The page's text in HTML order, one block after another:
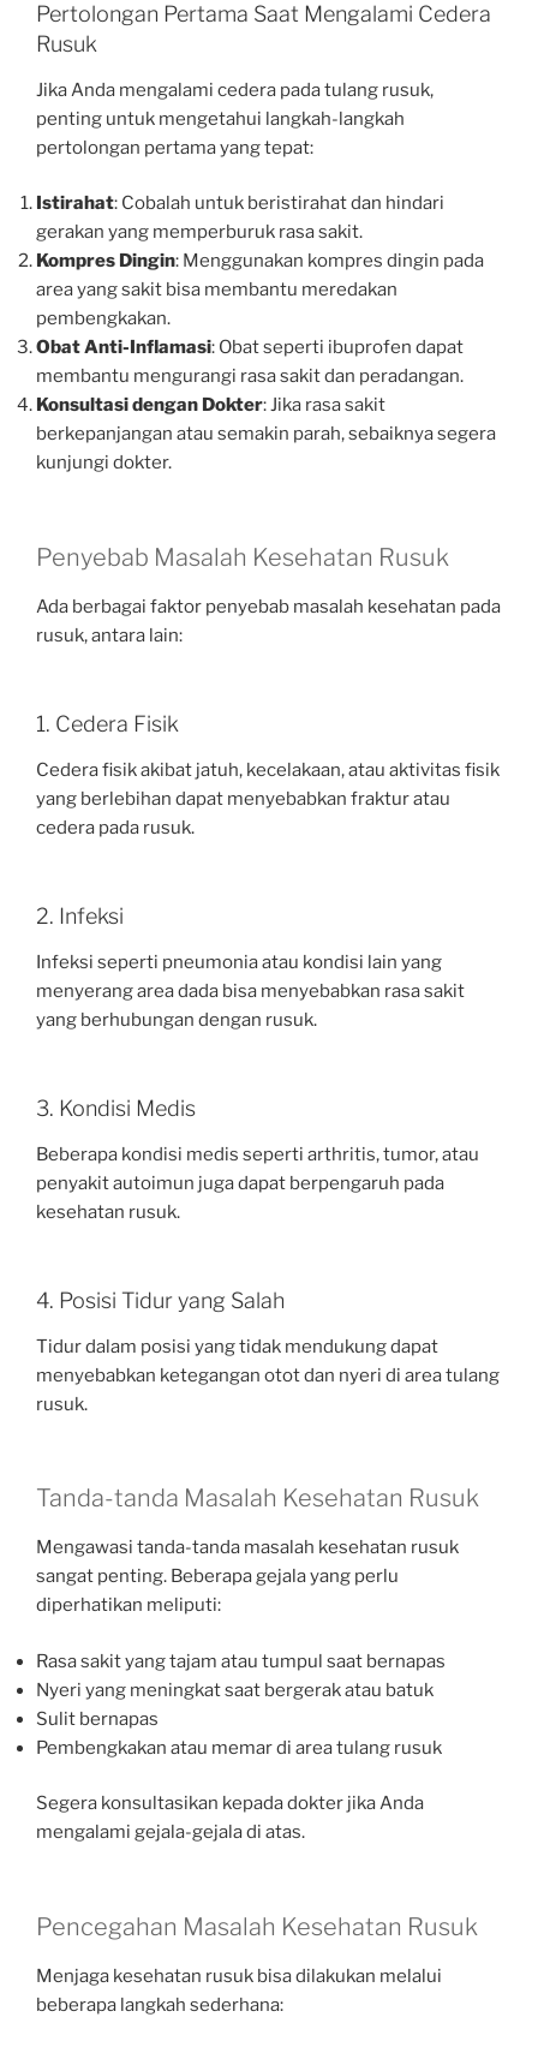
Pertolongan Pertama Saat Mengalami Cedera
Rusuk
Jika Anda mengalami cedera pada tulang rusuk,
penting untuk mengetahui langkah-langkah
pertolongan pertama yang tepat:
Istirahat: Cobalah untuk beristirahat dan hindari
gerakan yang memperburuk rasa sakit.
Kompres Dingin: Menggunakan kompres dingin pada
area yang sakit bisa membantu meredakan
pembengkakan.
Obat Anti-Inflamasi: Obat seperti ibuprofen dapat
membantu mengurangi rasa sakit dan peradangan.
Konsultasi dengan Dokter: Jika rasa sakit
berkepanjangan atau semakin parah, sebaiknya segera
kunjungi dokter.
Penyebab Masalah Kesehatan Rusuk
Ada berbagai faktor penyebab masalah kesehatan pada
rusuk, antara lain:
1. Cedera Fisik
Cedera fisik akibat jatuh, kecelakaan, atau aktivitas fisik
yang berlebihan dapat menyebabkan fraktur atau
cedera pada rusuk.
2. Infeksi
Infeksi seperti pneumonia atau kondisi lain yang
menyerang area dada bisa menyebabkan rasa sakit
yang berhubungan dengan rusuk.
3. Kondisi Medis
Beberapa kondisi medis seperti arthritis, tumor, atau
penyakit autoimun juga dapat berpengaruh pada
kesehatan rusuk.
4. Posisi Tidur yang Salah
Tidur dalam posisi yang tidak mendukung dapat
menyebabkan ketegangan otot dan nyeri di area tulang
rusuk.
Tanda-tanda Masalah Kesehatan Rusuk
Mengawasi tanda-tanda masalah kesehatan rusuk
sangat penting. Beberapa gejala yang perlu
diperhatikan meliputi:
Rasa sakit yang tajam atau tumpul saat bernapas
Nyeri yang meningkat saat bergerak atau batuk
Sulit bernapas
Pembengkakan atau memar di area tulang rusuk
Segera konsultasikan kepada dokter jika Anda
mengalami gejala-gejala di atas.
Pencegahan Masalah Kesehatan Rusuk
Menjaga kesehatan rusuk bisa dilakukan melalui
beberapa langkah sederhana: